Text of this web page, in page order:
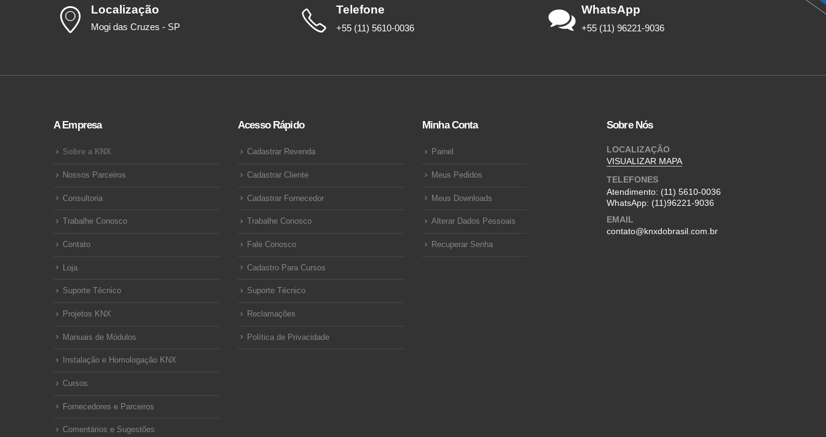
Localização
Mogi das Cruzes - SP
Telefone
+55 (11) 5610-0036
WhatsApp
+55 (11) 96221-9036
A Empresa
Sobre a KNX
Nossos Parceiros
Consultoria
Trabalhe Conosco
Contato
Loja
Suporte Técnico
Projetos KNX
Manuais de Módulos
Instalação e Homologação KNX
Cursos
Fornecedores e Parceiros
Comentários e Sugestões
Acesso Rápido
Cadastrar Revenda
Cadastrar Cliente
Cadastrar Fornecedor
Trabalhe Conosco
Fale Conosco
Cadastro Para Cursos
Suporte Técnico
Reclamações
Política de Privacidade
Minha Conta
Painel
Meus Pedidos
Meus Downloads
Alterar Dados Pessoais
Recuperar Senha
Sobre Nós
LOCALIZAÇÃO
VISUALIZAR MAPA
TELEFONES
Atendimento: (11) 5610-0036
WhatsApp: (11)96221-9036
EMAIL
contato@knxdobrasil.com.br